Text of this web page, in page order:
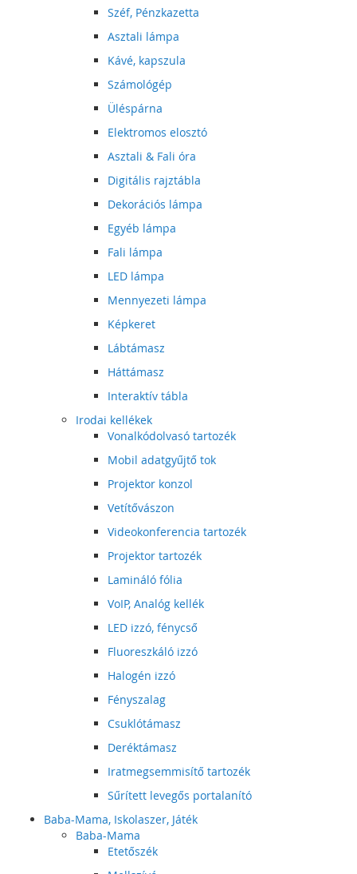
Széf, Pénzkazetta
Asztali lámpa
Kávé, kapszula
Számológép
Üléspárna
Elektromos elosztó
Asztali & Fali óra
Digitális rajztábla
Dekorációs lámpa
Egyéb lámpa
Fali lámpa
LED lámpa
Mennyezeti lámpa
Képkeret
Lábtámasz
Háttámasz
Interaktív tábla
Irodai kellékek
Vonalkódolvasó tartozék
Mobil adatgyűjtő tok
Projektor konzol
Vetítővászon
Videokonferencia tartozék
Projektor tartozék
Lamináló fólia
VoIP, Analóg kellék
LED izzó, fénycső
Fluoreszkáló izzó
Halogén izzó
Fényszalag
Csuklótámasz
Deréktámasz
Iratmegsemmisítő tartozék
Sűrített levegős portalanító
Baba-Mama, Iskolaszer, Játék
Baba-Mama
Etetőszék